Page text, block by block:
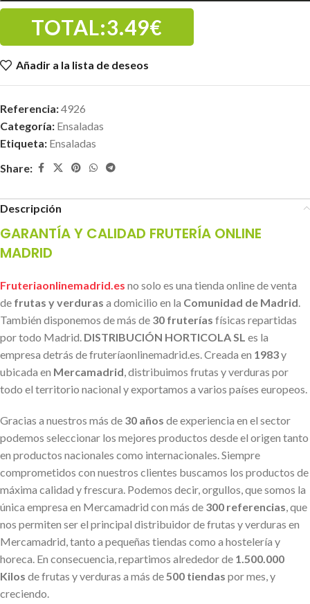
TOTAL:3.49€
Añadir a la lista de deseos
Referencia:4926
Categoría: Ensaladas
Etiqueta: Ensaladas
Share:
Descripción
GARANTÍA Y CALIDAD FRUTERÍA ONLINE
MADRID
Fruteriaonlinemadrid.es no solo es una tienda online de venta
de frutas y verduras a domicilio en la Comunidad de Madrid
También disponemos de más de 30 fruterías físicas repartidas
por todo Madrid. DISTRIBUCIÓN HORTICOLA SL es la
empresa detrás de fruteríaonlinemadrid.es. Creada en 1983y
ubicada en Mercamadrid , distribuimos frutas y verduras por
todo el territorio nacional y exportamos a varios países europeos.
Gracias a nuestros más de 30 años de experiencia en el sector
podemos seleccionar los mejores productos desde el origen tanto
en productos nacionales como internacionales. Siempre
comprometidos con nuestros clientes buscamos los productos de
máxima calidad y frescura. Podemos decir, orgullos, que somos la
única empresa en Mercamadrid con más de 300 referencias , que
nos permiten ser el principal distribuidor de frutas y verduras en
Mercamadrid, tanto a pequeñas tiendas como a hostelería y
horeca. En consecuencia, repartimos alrededor de 1.500.000
Kilos de frutas y verduras a más de 500 tiendas por mes, y
creciendo.